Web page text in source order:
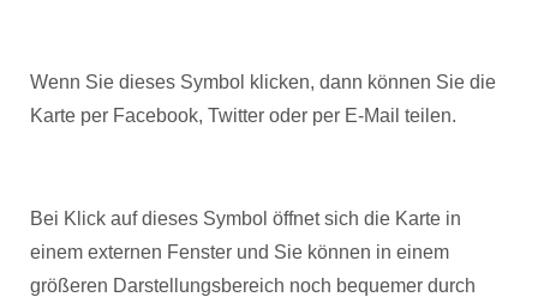
Wenn Sie dieses Symbol klicken, dann können Sie die
Karte per Facebook, Twitter oder per E-Mail teilen.
Bei Klick auf dieses Symbol öffnet sich die Karte in
einem externen Fenster und Sie können in einem
größeren Darstellungsbereich noch bequemer durch